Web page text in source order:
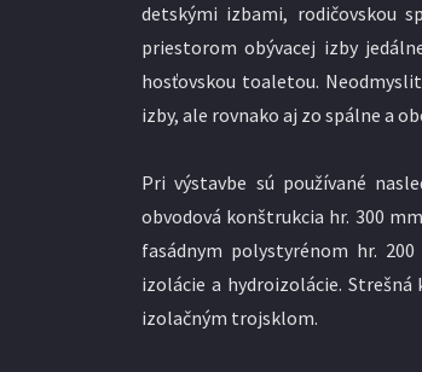
detskými izbami, rodičovskou
priestorom obývacej izby
hosťovskou toaletou.
izby, ale rovnako aj zo spálne a
Pri výstavbe sú používané
obvodová konštrukcia hr. 300
fasádnym polystyrénom hr.
izolácie a hydroizolácie. Strešná
izolačným trojsklom.